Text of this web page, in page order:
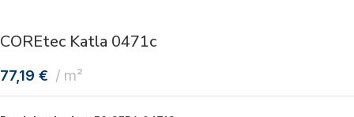
COREtec Katla 0471c
77,19 € m²